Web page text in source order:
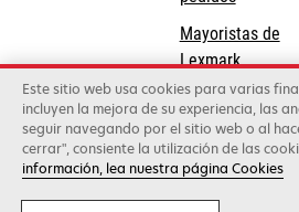
Mayoristas de
Lexmark
Lexmark International, Inc.,
©2026 Todos los derechos
Legal Política de privacidad
Este sitio web usa cookies para varias
incluyen la mejora de su experiencia, las
seguir navegando por el sitio web o al
cerrar", consiente la utilización de las
información, lea nuestra página Cookies